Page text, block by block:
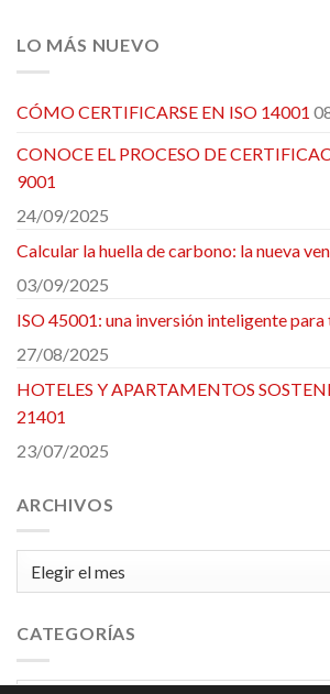
LO MÁS NUEVO
CÓMO CERTIFICARSE EN ISO 14001
CONOCE EL PROCESO DE
9001
24/09/2025
Calcular la huella de carbono: la nueva
03/09/2025
ISO 45001: una inversión inteligente para
27/08/2025
HOTELES Y APARTAMENTOS
21401
23/07/2025
ARCHIVOS
CATEGORÍAS